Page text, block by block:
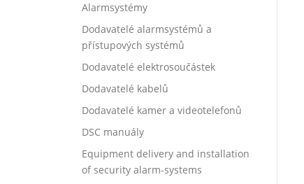
Alarmsystémy
Dodavatelé alarmsystémů a
přístupových systémů
Dodavatelé elektrosoučástek
Dodavatelé kabelů
Dodavatelé kamer a videotelefonů
DSC manuály
Equipment delivery and installation
of security alarm-systems